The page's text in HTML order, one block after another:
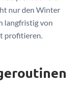
nur den Winter
langfristig von
profitieren.